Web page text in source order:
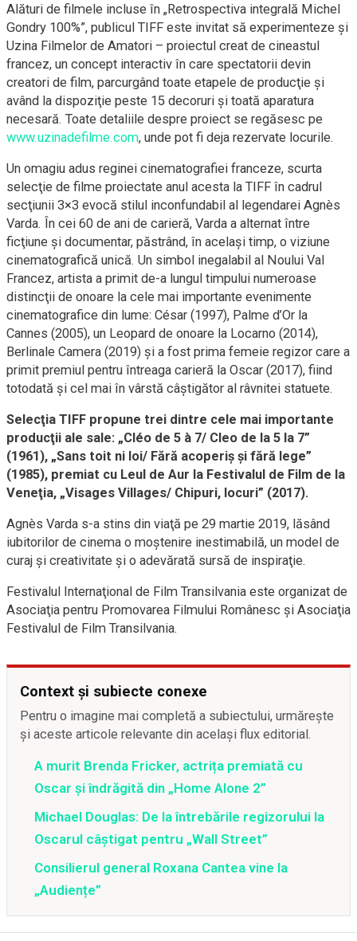
Alături de filmele incluse în „Retrospectiva integrală Michel
Gondry 100%”, publicul TIFF este invitat să experimenteze şi
Uzina Filmelor de Amatori – proiectul creat de cineastul
francez, un concept interactiv în care spectatorii devin
creatori de film, parcurgând toate etapele de producţie şi
având la dispoziţie peste 15 decoruri şi toată aparatura
necesară. Toate detaliile despre proiect se regăsesc pe
www.uzinadefilme.com, unde pot fi deja rezervate locurile.
Un omagiu adus reginei cinematografiei franceze, scurta
selecţie de filme proiectate anul acesta la TIFF în cadrul
secţiunii 3×3 evocă stilul inconfundabil al legendarei Agnès
Varda. În cei 60 de ani de carieră, Varda a alternat între
ficţiune şi documentar, păstrând, în acelaşi timp, o viziune
cinematografică unică. Un simbol inegalabil al Noului Val
Francez, artista a primit de-a lungul timpului numeroase
distincţii de onoare la cele mai importante evenimente
cinematografice din lume: César (1997), Palme d’Or la
Cannes (2005), un Leopard de onoare la Locarno (2014),
Berlinale Camera (2019) şi a fost prima femeie regizor care a
primit premiul pentru întreaga carieră la Oscar (2017), fiind
totodată şi cel mai în vârstă câştigător al râvnitei statuete.
Selecţia TIFF propune trei dintre cele mai importante
producţii ale sale: „Cléo de 5 à 7/ Cleo de la 5 la 7”
(1961), „Sans toit ni loi/ Fără acoperiş şi fără lege”
(1985), premiat cu Leul de Aur la Festivalul de Film de la
Veneţia, „Visages Villages/ Chipuri, locuri” (2017).
Agnès Varda s-a stins din viaţă pe 29 martie 2019, lăsând
iubitorilor de cinema o moştenire inestimabilă, un model de
curaj şi creativitate şi o adevărată sursă de inspiraţie.
Festivalul Internaţional de Film Transilvania este organizat de
Asociaţia pentru Promovarea Filmului Românesc şi Asociaţia
Festivalul de Film Transilvania.
Context și subiecte conexe
Pentru o imagine mai completă a subiectului, urmărește
și aceste articole relevante din același flux editorial.
A murit Brenda Fricker, actrița premiată cu
Oscar și îndrăgită din „Home Alone 2”
Michael Douglas: De la întrebările regizorului la
Oscarul câștigat pentru „Wall Street”
Consilierul general Roxana Cantea vine la
„Audiențe”